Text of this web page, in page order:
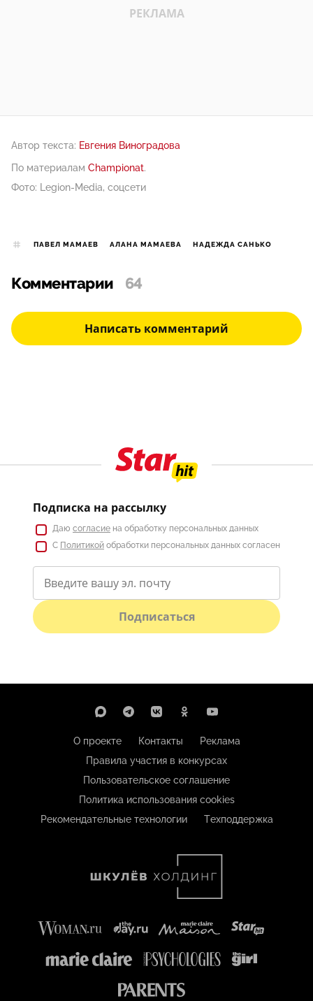
Автор текста: Евгения Виноградова
По материалам Championat.
Фото: Legion-Media, соцсети
ПАВЕЛ МАМАЕВ АЛАНА МАМАЕВА НАДЕЖДА САНЬКО
Комментарии 64
Написать комментарий
Подписка на рассылку
Даю согласие на обработку персональных данных
С Политикой обработки персональных данных согласен
Подписаться
О проекте Контакты
Реклама
Правила участия в конкурсах
Пользовательское соглашение
Политика использования cookies
Рекомендательные технологии
Техподдержка